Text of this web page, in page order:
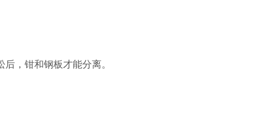
，钳和钢板才能分离。